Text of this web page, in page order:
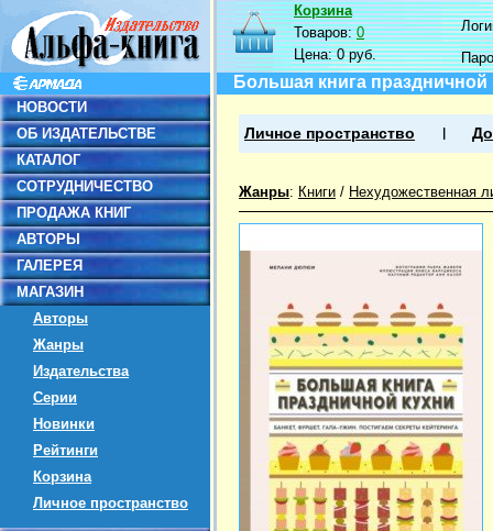
НОВОСТИ
ОБ ИЗДАТЕЛЬСТВЕ
КАТАЛОГ
СОТРУДНИЧЕСТВО
ПРОДАЖА КНИГ
АВТОРЫ
ГАЛЕРЕЯ
МАГАЗИН
Авторы
Жанры
Издательства
Серии
Новинки
Рейтинги
Корзина
Личное пространство
Корзина
Товаров:0
Цена:0 руб.
Большая книга праздничной
Личное пространство
Жанры: Книги / Нехудожественная